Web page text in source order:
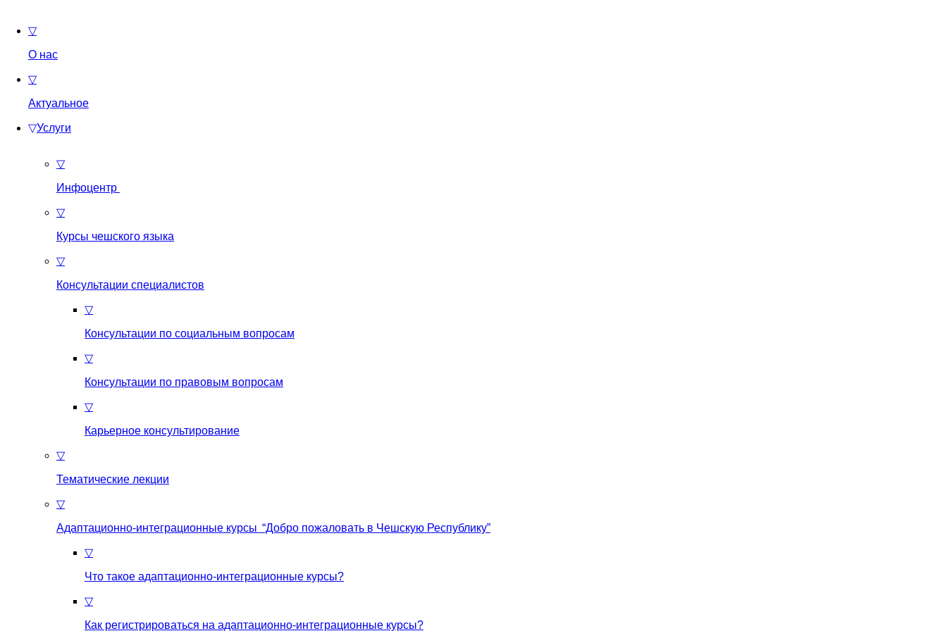
▽
О нас
▽
Актуальное
▽Услуги
▽
Инфоцентр
▽
Курсы чешского языка
▽
Консультации специалистов
▽
Консультации по социальным вопросам
▽
Консультации по правовым вопросам
▽
Карьерное консультирование
▽
Тематические лекции
▽
Адаптационно-интеграционные курсы “Добро пожаловать в Чешскую Республику”
▽
Что такое aдаптационно-интеграционные курсы?
▽
Как регистрироваться на aдаптационно-интеграционные курсы?